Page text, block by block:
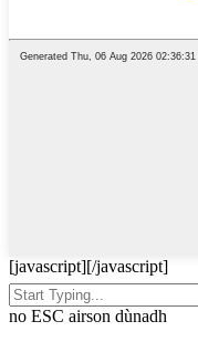
[javascript][/javascript]
no ESC airson dùnadh